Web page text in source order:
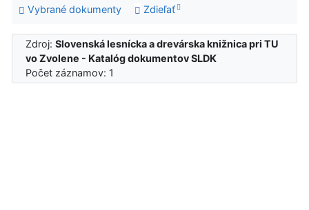
Vybrané dokumenty
Zdieľať
Zdroj:Slovenská lesnícka a drevárska knižnica pri TU
vo Zvolene - Katalóg dokumentov SLDK
Počet záznamov: 1